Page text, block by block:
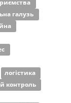
галузь
логістика
контроль